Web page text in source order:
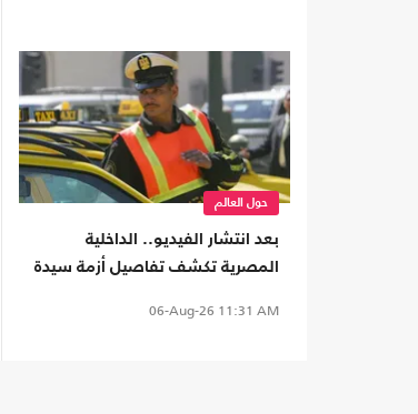
حول العالم
بعد انتشار الفيديو.. الداخلية
المصرية تكشف تفاصيل أزمة سيدة
06-Aug-26 11:31 AM